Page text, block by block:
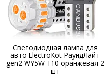
Светодиодная лампа для
авто ElectroKot РаундЛайт
gen2 WY5W T10 оранжевая 2
шт